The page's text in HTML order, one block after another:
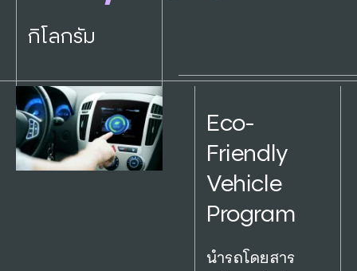
กิโลกรัม
Eco-
Friendly
Vehicle
Program
นำรถโดยสาร